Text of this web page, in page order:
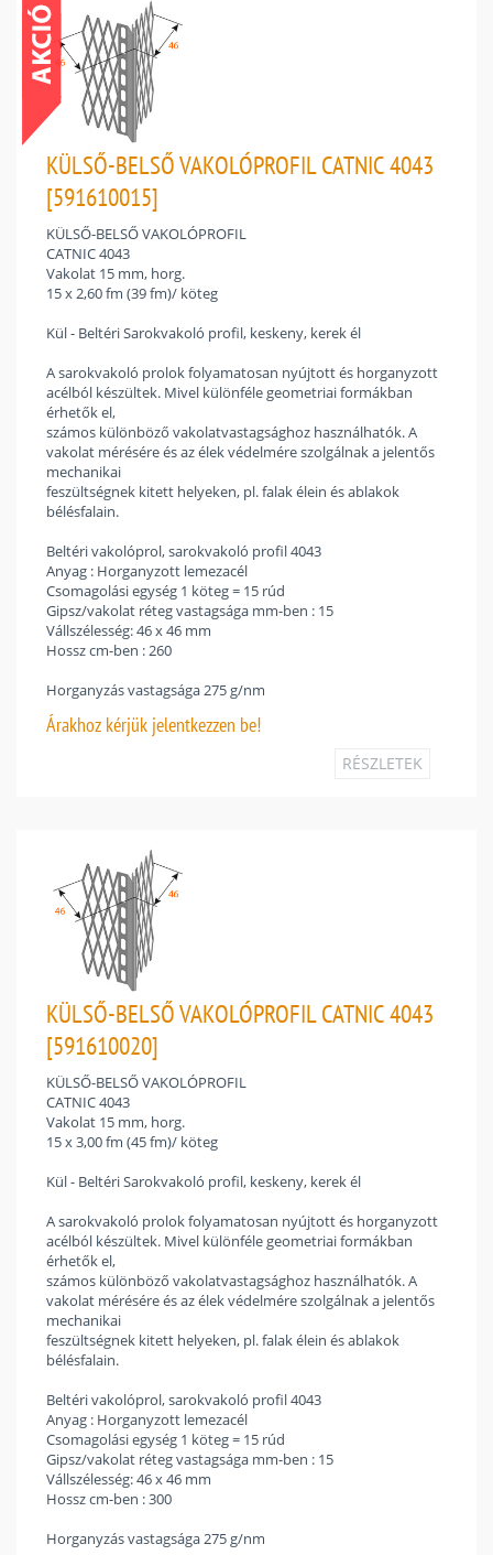
KÜLSŐ-BELSŐ VAKOLÓPROFIL CATNIC 4043
[591610015]
KÜLSŐ-BELSŐ VAKOLÓPROFIL
CATNIC 4043
Vakolat 15 mm, horg.
15 x 2,60 fm (39 fm)/ köteg
Kül - Beltéri Sarokvakoló profil, keskeny, kerek él
A sarokvakoló prolok folyamatosan nyújtott és horganyzott
acélból készültek. Mivel különféle geometriai formákban
érhetők el,
számos különböző vakolatvastagsághoz használhatók. A
vakolat mérésére és az élek védelmére szolgálnak a jelentős
mechanikai
feszültségnek kitett helyeken, pl. falak élein és ablakok
bélésfalain.
Beltéri vakolóprol, sarokvakoló profil 4043
Anyag : Horganyzott lemezacél
Csomagolási egység 1 köteg = 15 rúd
Gipsz/vakolat réteg vastagsága mm-ben : 15
Vállszélesség: 46 x 46 mm
Hossz cm-ben : 260
Horganyzás vastagsága 275 g/nm
Árakhoz kérjük jelentkezzen be!
RÉSZLETEK
KÜLSŐ-BELSŐ VAKOLÓPROFIL CATNIC 4043
[591610020]
KÜLSŐ-BELSŐ VAKOLÓPROFIL
CATNIC 4043
Vakolat 15 mm, horg.
15 x 3,00 fm (45 fm)/ köteg
Kül - Beltéri Sarokvakoló profil, keskeny, kerek él
A sarokvakoló prolok folyamatosan nyújtott és horganyzott
acélból készültek. Mivel különféle geometriai formákban
érhetők el,
számos különböző vakolatvastagsághoz használhatók. A
vakolat mérésére és az élek védelmére szolgálnak a jelentős
mechanikai
feszültségnek kitett helyeken, pl. falak élein és ablakok
bélésfalain.
Beltéri vakolóprol, sarokvakoló profil 4043
Anyag : Horganyzott lemezacél
Csomagolási egység 1 köteg = 15 rúd
Gipsz/vakolat réteg vastagsága mm-ben : 15
Vállszélesség: 46 x 46 mm
Hossz cm-ben : 300
Horganyzás vastagsága 275 g/nm